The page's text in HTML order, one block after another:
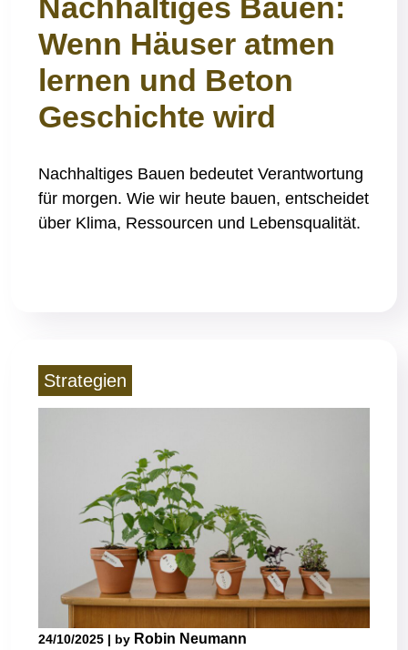
Nachhaltiges Bauen:
Wenn Häuser atmen
lernen und Beton
Geschichte wird
Nachhaltiges Bauen bedeutet Verantwortung
für morgen. Wie wir heute bauen, entscheidet
über Klima, Ressourcen und Lebensqualität.
Strategien
24/10/2025 | by Robin Neumann